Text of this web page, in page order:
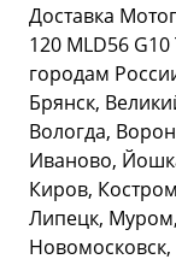
Доставка
120 MLD56
городам
Брянск,
Вологда,
Иваново,
Киров,
Липецк,